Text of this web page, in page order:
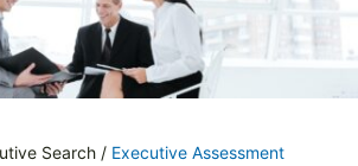
Search / Executive Assessment